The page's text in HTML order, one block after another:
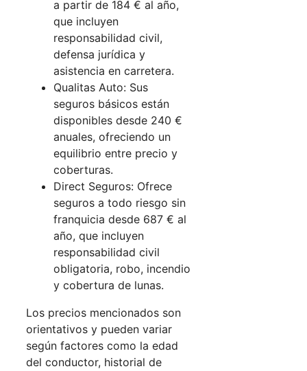
a partir de 184 € al año,
que incluyen
responsabilidad civil,
defensa jurídica y
asistencia en carretera.
Qualitas Auto: Sus
seguros básicos están
disponibles desde 240 €
anuales, ofreciendo un
equilibrio entre precio y
coberturas.
Direct Seguros: Ofrece
seguros a todo riesgo sin
franquicia desde 687 € al
año, que incluyen
responsabilidad civil
obligatoria, robo, incendio
y cobertura de lunas.
Los precios mencionados son
orientativos y pueden variar
según factores como la edad
del conductor, historial de